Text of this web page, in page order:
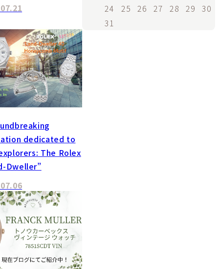
dedicated to
The Rolex
Dweller”
24
25 26 27 28 29
30
31